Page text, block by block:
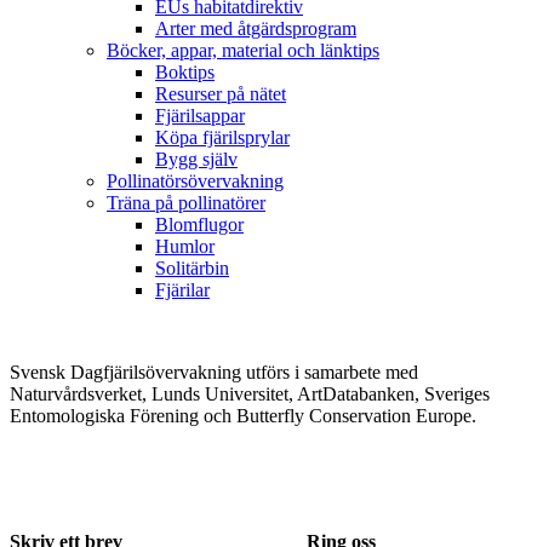
EUs habitatdirektiv
Arter med åtgärdsprogram
Böcker, appar, material och länktips
Boktips
Resurser på nätet
Fjärilsappar
Köpa fjärilsprylar
Bygg själv
Pollinatörsövervakning
Träna på pollinatörer
Blomflugor
Humlor
Solitärbin
Fjärilar
Svensk Dagfjärilsövervakning utförs i samarbete med
Naturvårdsverket, Lunds Universitet, ArtDatabanken, Sveriges
Entomologiska Förening och Butterfly Conservation Europe.
Skriv ett brev Ring oss